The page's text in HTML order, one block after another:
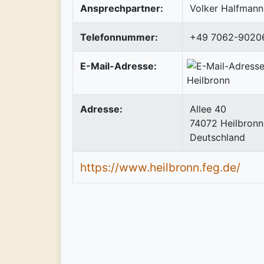
Ansprechpartner: Volker Halfmann
Telefonnummer: +49 7062-
E-Mail-Adresse:
Adresse:
Allee 40
74072 Heilbronn
Deutschland
https://www.heilbronn.feg.de/